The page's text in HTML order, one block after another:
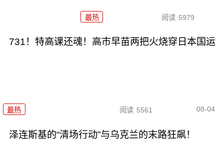
最热 阅读 5979
731！特高课还魂！高市早苗两把火烧穿日本国运
最热 阅读 5561 08-04
泽连斯基的“清场行动”与乌克兰的末路狂飙！